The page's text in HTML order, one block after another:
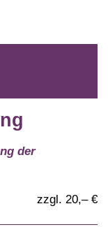
der
zzgl. 20,– €